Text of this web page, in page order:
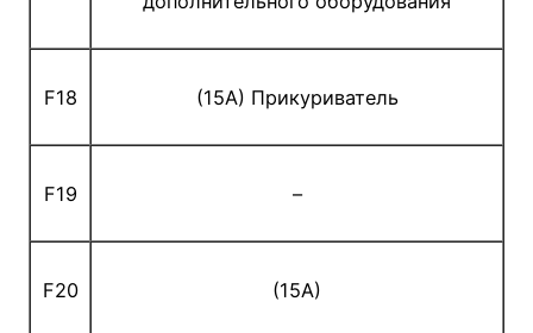
F18 (15A) Прикуриватель
F19 –
F20 (15A)